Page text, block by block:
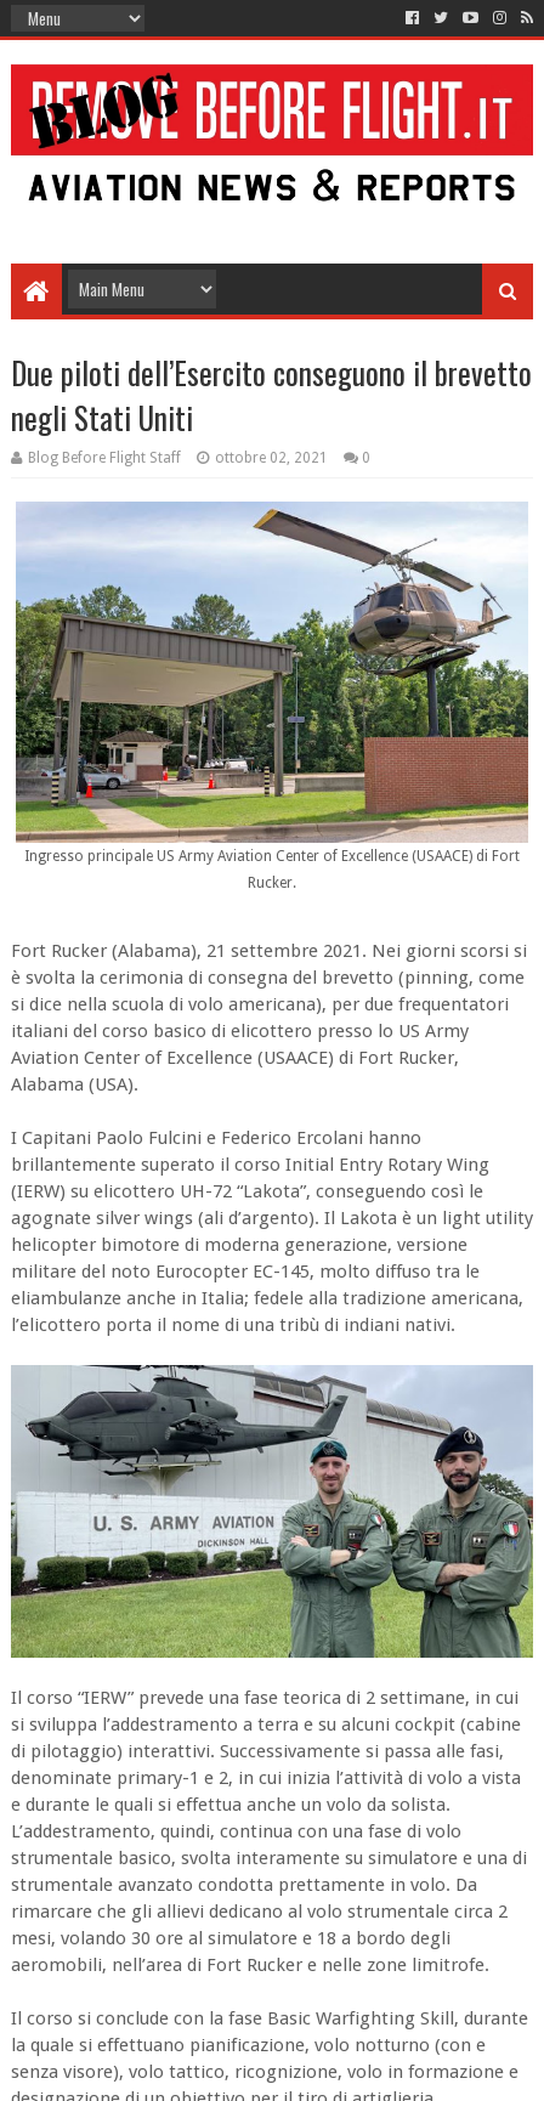
Due piloti dell’Esercito conseguono il brevetto
negli Stati Uniti
Blog Before Flight Staff ottobre 02, 2021 0
Ingresso principale US Army Aviation Center of Excellence (USAACE) di Fort
Rucker.
Fort Rucker (Alabama), 21 settembre 2021. Nei giorni scorsi si
è svolta la cerimonia di consegna del brevetto (pinning, come
si dice nella scuola di volo americana), per due frequentatori
italiani del corso basico di elicottero presso lo US Army
Aviation Center of Excellence (USAACE) di Fort Rucker,
Alabama (USA).
I Capitani Paolo Fulcini e Federico Ercolani hanno
brillantemente superato il corso Initial Entry Rotary Wing
(IERW) su elicottero UH-72 “Lakota”, conseguendo così le
agognate silver wings (ali d’argento). Il Lakota è un light utility
helicopter bimotore di moderna generazione, versione
militare del noto Eurocopter EC-145, molto diffuso tra le
eliambulanze anche in Italia; fedele alla tradizione americana,
l’elicottero porta il nome di una tribù di indiani nativi.
Il corso “IERW” prevede una fase teorica di 2 settimane, in cui
si sviluppa l’addestramento a terra e su alcuni cockpit (cabine
di pilotaggio) interattivi. Successivamente si passa alle fasi,
denominate primary-1 e 2, in cui inizia l’attività di volo a vista
e durante le quali si effettua anche un volo da solista.
L’addestramento, quindi, continua con una fase di volo
strumentale basico, svolta interamente su simulatore e una di
strumentale avanzato condotta prettamente in volo. Da
rimarcare che gli allievi dedicano al volo strumentale circa 2
mesi, volando 30 ore al simulatore e 18 a bordo degli
aeromobili, nell’area di Fort Rucker e nelle zone limitrofe.
Il corso si conclude con la fase Basic Warfighting Skill, durante
la quale si effettuano pianificazione, volo notturno (con e
senza visore), volo tattico, ricognizione, volo in formazione e